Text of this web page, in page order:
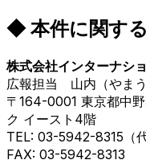
◆ 本件に関す
株式会社インターナシ
広報担当 山内（やまう
〒164-0001 東京都中
ク イースト4階
TEL: 03-5942-8315（代
FAX: 03-5942-8313